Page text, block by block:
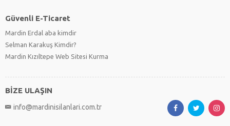
Güvenli E-Ticaret
Mardin Erdal aba kimdir
Selman Karakuş Kimdir?
Mardin Kızıltepe Web Sitesi Kurma
BİZE ULAŞIN
info@mardinisilanlari.com.tr